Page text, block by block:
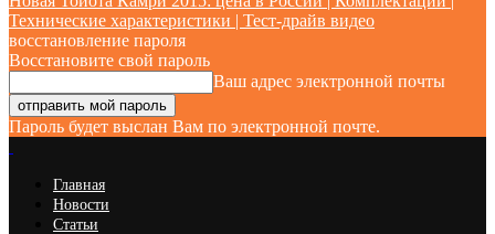
Технические характеристики | Тест-драйв видео
восстановление пароля
Восстановите свой пароль
Ваш адрес электронной почты
Пароль будет выслан Вам по электронной почте.
Главная
Новости
Статьи